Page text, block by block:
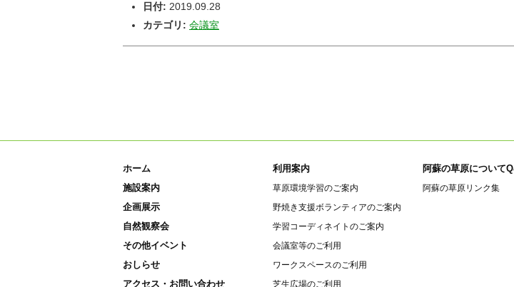
日付: 2019.09.28
カテゴリ: 会議室
ホーム
施設案内
企画展示
自然観察会
その他イベント
おしらせ
アクセス・お問い合わせ
利用案内
草原環境学習のご案内
野焼き支援ボランティアのご案内
学習コーディネイトのご案内
会議室等のご利用
ワークスペースのご利用
芝生広場のご利用
阿蘇の草原について
阿蘇の草原リンク集